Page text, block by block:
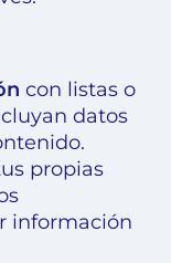
con listas o
datos
propias
información